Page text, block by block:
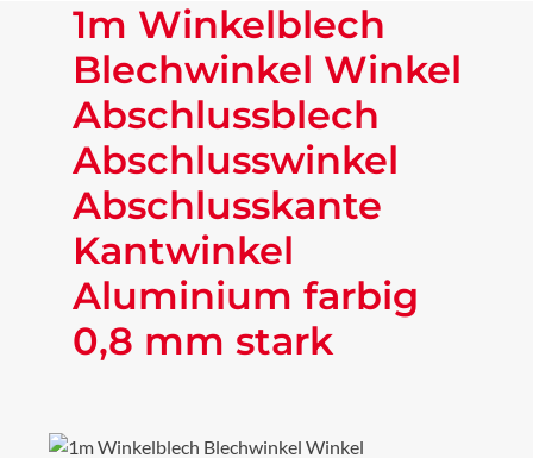
1m Winkelblech
Blechwinkel Winkel
Abschlussblech
Abschlusswinkel
Abschlusskante
Kantwinkel
Aluminium farbig
0,8 mm stark
Bildergalerie überspringen